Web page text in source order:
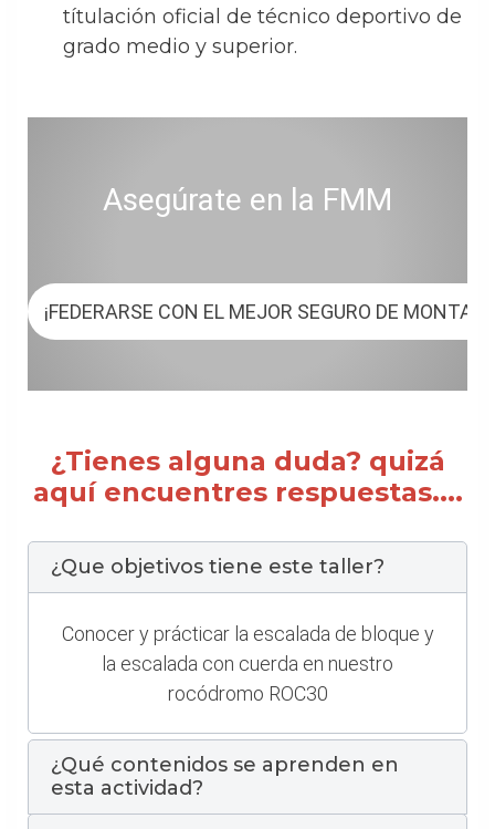
títulación oficial de técnico deportivo de
grado medio y superior.
Asegúrate en la FMM
¡FEDERARSE CON EL MEJOR SEGURO DE
¿Tienes alguna duda? quizá
aquí encuentres respuestas....
¿Que objetivos tiene este taller?
Conocer y prácticar la escalada de bloque y
la escalada con cuerda en nuestro
rocódromo ROC30
¿Qué contenidos se aprenden en
esta actividad?